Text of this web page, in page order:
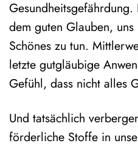
dem guten Glauben,
Schönes zu tun.
letzte gutgläubige
Gefühl, dass nicht alles
Und tatsächlich
förderliche Stoffe in